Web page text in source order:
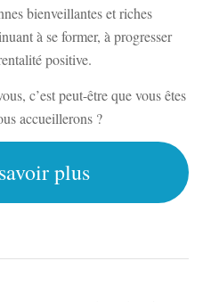
bienveillantes et riches
à se former, à progresser
positive.
c’est peut-être que vous êtes
accueillerons ?
plus